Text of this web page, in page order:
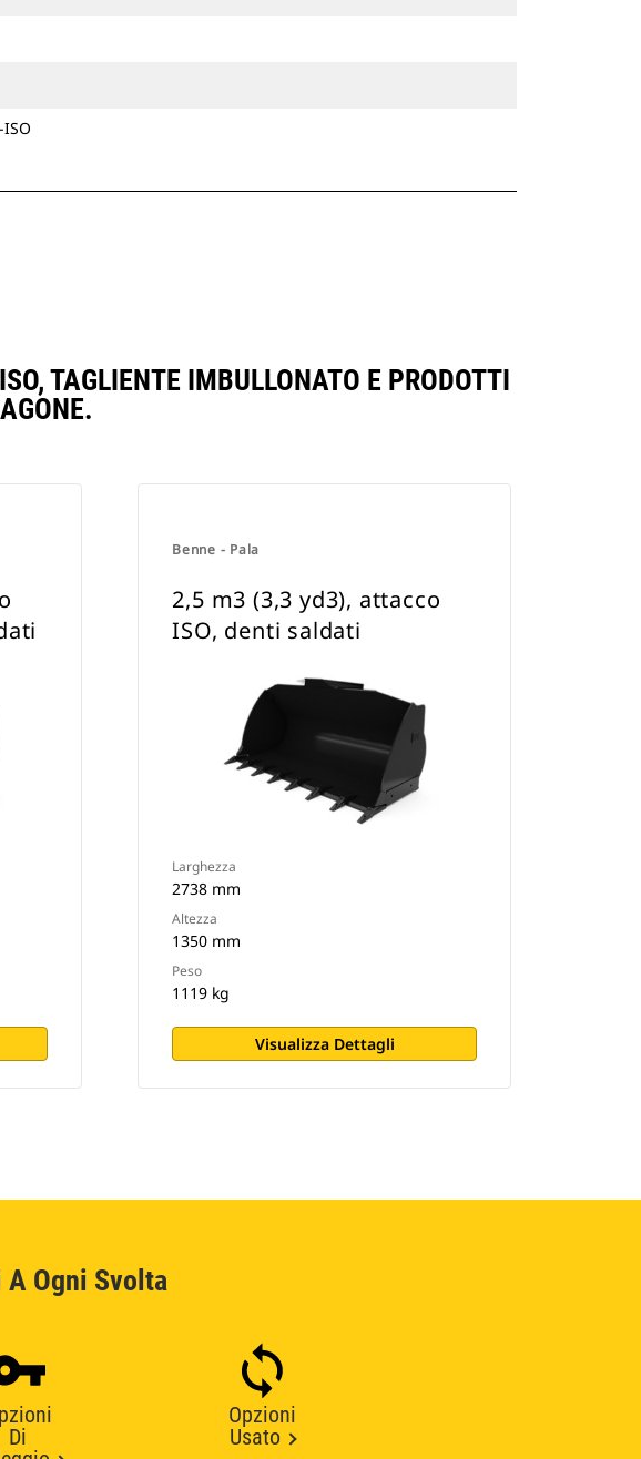
TAGLIENTE IMBULLONATO E PRODOTTI
Benne - Pala
2,5 m3 (3,3 yd3), attacco
ISO, denti saldati
Larghezza
2738 mm
Altezza
1350 mm
Peso
1119 kg
Visualizza Dettagli
Ogni Svolta
Di
Opzioni
Usato